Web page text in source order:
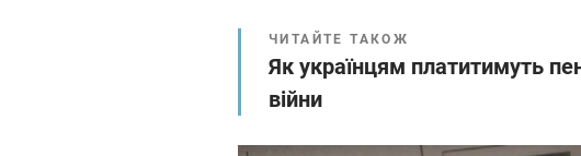
ЧИТАЙТЕ ТАКОЖ
Як українцям платитимуть
війни